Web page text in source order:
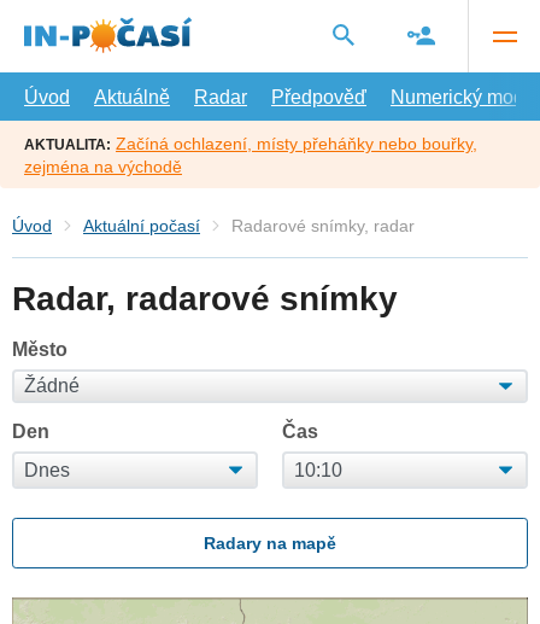
hlavní
Úvod
Aktuálně Radar Předpověď Numerický model
AKTUALITA: Začíná ochlazení, místy přeháňky nebo bouřky,
zejména na východě
Úvod Aktuální počasí Radarové snímky, radar
Radar, radarové snímky
Město
Den Čas
Radary na mapě